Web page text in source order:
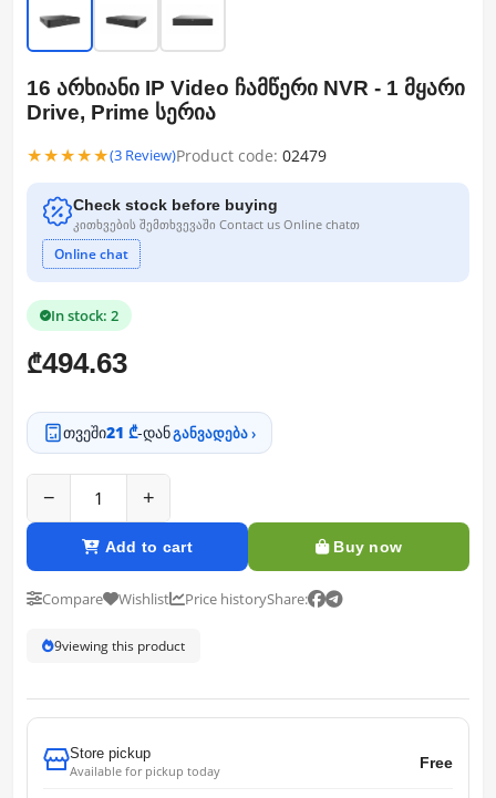
16 არხიანი IP Video ჩამწერი NVR - 1 მყარი
Drive, Prime სერია
★★★★★(3 Review)Product code: 02479
Check stock before buying
კითხვების შემთხვევაში Contact us Online chatთ
Online chat
In stock: 2
₾494.63
თვეში21 ₾-დანგანვადება ›
− +
Add to cart Buy now
Compare Wishlist Price historyShare:
9viewing this product
Store pickup
Available for pickup today
Free